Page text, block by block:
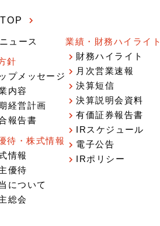
TOP
ュース
針
プメッセージ
内容
経営計画
報告書
待・株式情報
情報
優待
について
総会
業績・財務ハイライト
財務ハイライト
月次営業速報
決算短信
決算説明会資料
有価証券報告書
IRスケジュール
電子公告
IRポリシー